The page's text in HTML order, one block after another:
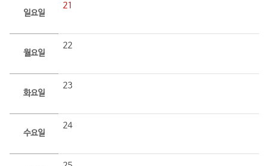
일요일
21
월요일
22
화요일
23
수요일
24